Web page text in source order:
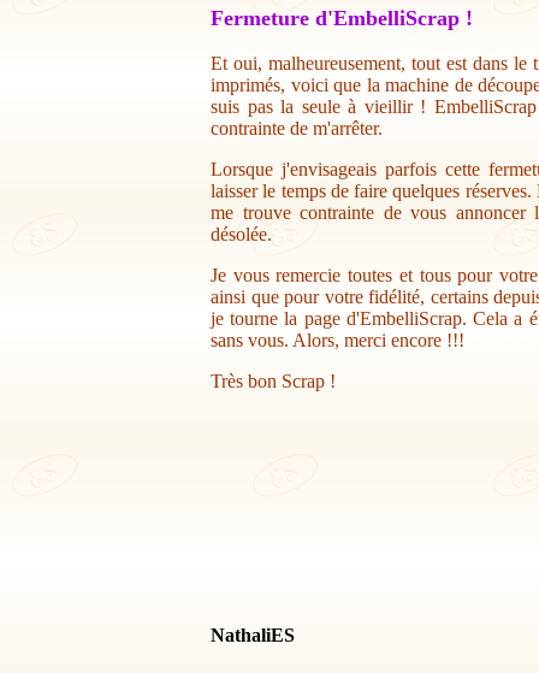
Fermeture d'EmbelliScrap !
Et oui, malheureusement, tout est dans
imprimés, voici que la machine de
suis pas la seule à vieillir !
contrainte de m'arrêter.
Lorsque j'envisageais parfois cette
laisser le temps de faire quelques
me trouve contrainte de vous annoncer
désolée.
Je vous remercie toutes et tous pour
ainsi que pour votre fidélité, certains
je tourne la page d'EmbelliScrap. Cela a
sans vous. Alors, merci encore !!!
Très bon Scrap !
NathaliES